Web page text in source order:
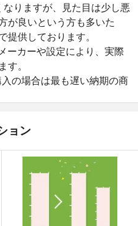
りますが、見た目は少し悪
が良いという方も多いた
提供しております。
ーカーや設定により、実際
す。
の場合は最も遅い納期の商
ョン